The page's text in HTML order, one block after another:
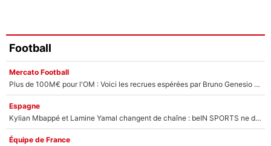
Football
Mercato Football
Plus de 100M€ pour l'OM : Voici les recrues espérées par Bruno Genesio et Grégory Lorenzi après l’opération dégraissage
Espagne
Kylian Mbappé et Lamine Yamal changent de chaîne : beIN SPORTS ne digère pas cette décision historique et prédit un fiasco pour la Liga
Équipe de France